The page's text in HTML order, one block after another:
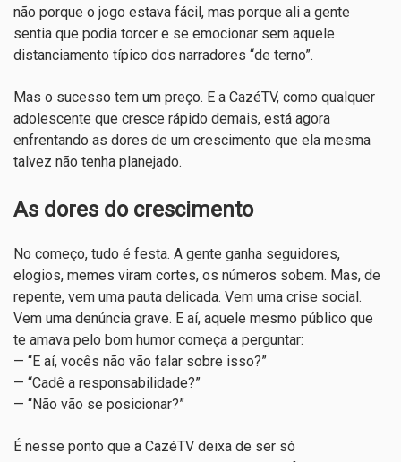
não porque o jogo estava fácil, mas porque ali a gente
sentia que podia torcer e se emocionar sem aquele
distanciamento típico dos narradores “de terno”.
Mas o sucesso tem um preço. E a CazéTV, como qualquer
adolescente que cresce rápido demais, está agora
enfrentando as dores de um crescimento que ela mesma
talvez não tenha planejado.
As dores do crescimento
No começo, tudo é festa. A gente ganha seguidores,
elogios, memes viram cortes, os números sobem. Mas, de
repente, vem uma pauta delicada. Vem uma crise social.
Vem uma denúncia grave. E aí, aquele mesmo público que
te amava pelo bom humor começa a perguntar:
— “E aí, vocês não vão falar sobre isso?”
— “Cadê a responsabilidade?”
— “Não vão se posicionar?”
É nesse ponto que a CazéTV deixa de ser só